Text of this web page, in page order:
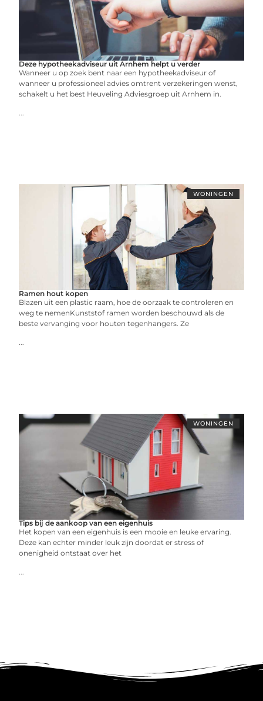
Deze hypotheekadviseur uit Arnhem helpt u verder
Wanneer u op zoek bent naar een hypotheekadviseur of
wanneer u professioneel advies omtrent verzekeringen wenst,
schakelt u het best Heuveling Adviesgroep uit Arnhem in.
...
WONINGEN
Ramen hout kopen
Blazen uit een plastic raam, hoe de oorzaak te controleren en
weg te nemenKunststof ramen worden beschouwd als de
beste vervanging voor houten tegenhangers. Ze
...
WONINGEN
Tips bij de aankoop van een eigenhuis
Het kopen van een eigenhuis is een mooie en leuke ervaring.
Deze kan echter minder leuk zijn doordat er stress of
onenigheid ontstaat over het
...